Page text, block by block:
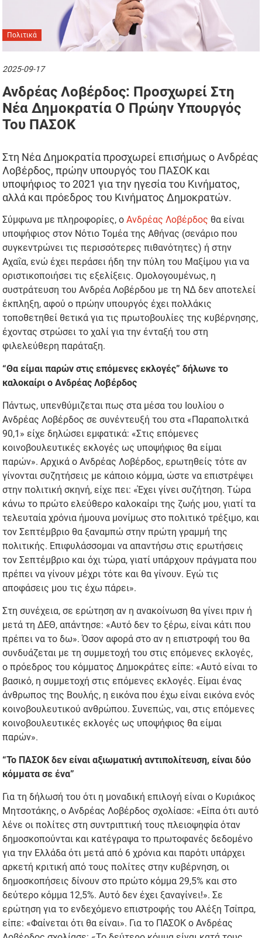
Πολιτικά
2025-09-17
Ανδρέας Λοβέρδος: Προσχωρεί Στη
Νέα Δημοκρατία Ο Πρώην Υπουργός
Του ΠΑΣΟΚ
Στη Νέα Δημοκρατία προσχωρεί επισήμως ο Ανδρέας
Λοβέρδος, πρώην υπουργός του ΠΑΣΟΚ και
υποψήφιος το 2021 για την ηγεσία του Κινήματος,
αλλά και πρόεδρος του Κινήματος Δημοκρατών.
Σύμφωνα με πληροφορίες, ο Ανδρέας Λοβέρδος θα είναι
υποψήφιος στον Νότιο Τομέα της Αθήνας (σενάριο που
συγκεντρώνει τις περισσότερες πιθανότητες) ή στην
Αχαΐα, ενώ έχει περάσει ήδη την πύλη του Μαξίμου για να
οριστικοποιήσει τις εξελίξεις. Ομολογουμένως, η
συστράτευση του Ανδρέα Λοβέρδου με τη ΝΔ δεν αποτελεί
έκπληξη, αφού ο πρώην υπουργός έχει πολλάκις
τοποθετηθεί θετικά για τις πρωτοβουλίες της κυβέρνησης,
έχοντας στρώσει το χαλί για την ένταξή του στη
φιλελεύθερη παράταξη.
“Θα είμαι παρών στις επόμενες εκλογές” δήλωνε το
καλοκαίρι ο Ανδρέας Λοβέρδος
Πάντως, υπενθύμιζεται πως στα μέσα του Ιουλίου ο
Ανδρέας Λοβέρδος σε συνέντευξή του στα «Παραπολιτκά
90,1» είχε δηλώσει εμφατικά: «Στις επόμενες
κοινοβουλευτικές εκλογές ως υποψήφιος θα είμαι
παρών». Αρχικά ο Ανδρέας Λοβέρδος, ερωτηθείς τότε αν
γίνονται συζητήσεις με κάποιο κόμμα, ώστε να επιστρέψει
στην πολιτική σκηνή, είχε πει: «Έχει γίνει συζήτηση. Τώρα
κάνω το πρώτο ελεύθερο καλοκαίρι της ζωής μου, γιατί τα
τελευταία χρόνια ήμουνα μονίμως στο πολιτικό τρέξιμο, και
τον Σεπτέμβριο θα ξαναμπώ στην πρώτη γραμμή της
πολιτικής. Επιφυλάσσομαι να απαντήσω στις ερωτήσεις
τον Σεπτέμβριο και όχι τώρα, γιατί υπάρχουν πράγματα που
πρέπει να γίνουν μέχρι τότε και θα γίνουν. Εγώ τις
αποφάσεις μου τις έχω πάρει».
Στη συνέχεια, σε ερώτηση αν η ανακοίνωση θα γίνει πριν ή
μετά τη ΔΕΘ, απάντησε: «Αυτό δεν το ξέρω, είναι κάτι που
πρέπει να το δω». Όσον αφορά στο αν η επιστροφή του θα
συνδυάζεται με τη συμμετοχή του στις επόμενες εκλογές,
ο πρόεδρος του κόμματος Δημοκράτες είπε: «Αυτό είναι το
βασικό, η συμμετοχή στις επόμενες εκλογές. Είμαι ένας
άνθρωπος της Βουλής, η εικόνα που έχω είναι εικόνα ενός
κοινοβουλευτικού ανθρώπου. Συνεπώς, ναι, στις επόμενες
κοινοβουλευτικές εκλογές ως υποψήφιος θα είμαι
παρών».
“Το ΠΑΣΟΚ δεν είναι αξιωματική αντιπολίτευση, είναι δύο
κόμματα σε ένα”
Για τη δήλωσή του ότι η μοναδική επιλογή είναι ο Κυριάκος
Μητσοτάκης, ο Ανδρέας Λοβέρδος σχολίασε: «Είπα ότι αυτό
λένε οι πολίτες στη συντριπτική τους πλειοψηφία όταν
δημοσκοπούνται και κατέγραψα το πρωτοφανές δεδομένο
για την Ελλάδα ότι μετά από 6 χρόνια και παρότι υπάρχει
αρκετή κριτική από τους πολίτες στην κυβέρνηση, οι
δημοσκοπήσεις δίνουν στο πρώτο κόμμα 29,5% και στο
δεύτερο κόμμα 12,5%. Αυτό δεν έχει ξαναγίνει!». Σε
ερώτηση για το ενδεχόμενο επιστροφής του Αλέξη Τσίπρα,
είπε: «Φαίνεται ότι θα είναι». Για το ΠΑΣΟΚ ο Ανδρέας